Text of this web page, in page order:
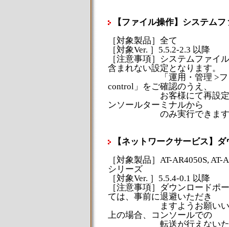
【ファイル操作】システム
［対象製品］全て
［対象Ver. ］5.5.2-2.3 以降
［注意事項］システムファイ
含まれない設定となります。
「運用・管理 >ファイ
control」をご確認のうえ、
お客様にて再設定して
ンソールターミナルから
のみ実行できます
【ネットワークサービス】
［対象製品］AT-AR4050S, AT-
シリーズ
［対象Ver. ］5.5.4-0.1 以降
［注意事項］ダウンロードポ
ては、事前に退避いただき
ますようお願いいたし
上の場合、コンソールでの
転送が行えないため、